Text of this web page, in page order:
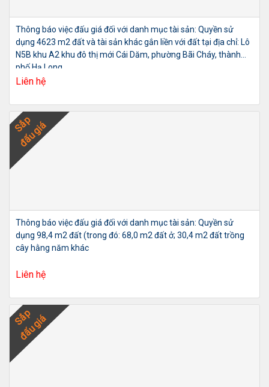
Thông báo việc đấu giá đối với danh mục tài sản: Quyền sử
dụng 4623 m2 đất và tài sản khác gắn liền với đất tại địa chỉ: Lô
N5B khu A2 khu đô thị mới Cái Dăm, phường Bãi Cháy, thành
phố Hạ Long
Liên hệ
Sắp
đấu giá
Thông báo việc đấu giá đối với danh mục tài sản: Quyền sử
dụng 98,4 m2 đất (trong đó: 68,0 m2 đất ở; 30,4 m2 đất trồng
cây hằng năm khác
Liên hệ
Sắp
đấu giá